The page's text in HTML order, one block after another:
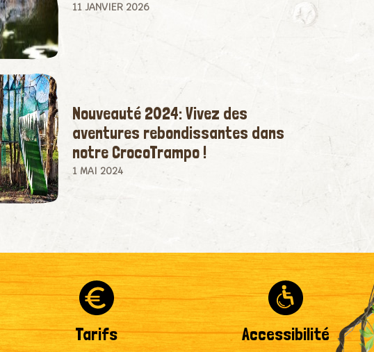
11 JANVIER 2026
Nouveauté 2024: Vivez des
aventures rebondissantes dans
notre CrocoTrampo !
1 MAI 2024
Tarifs Accessibilité